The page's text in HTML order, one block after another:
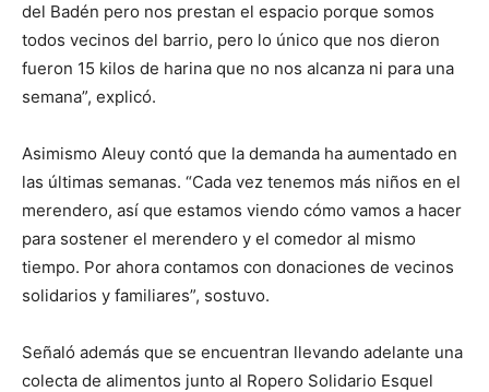
del Badén pero nos prestan el espacio porque somos
todos vecinos del barrio, pero lo único que nos dieron
fueron 15 kilos de harina que no nos alcanza ni para una
semana”, explicó.
Asimismo Aleuy contó que la demanda ha aumentado en
las últimas semanas. “Cada vez tenemos más niños en el
merendero, así que estamos viendo cómo vamos a hacer
para sostener el merendero y el comedor al mismo
tiempo. Por ahora contamos con donaciones de vecinos
solidarios y familiares”, sostuvo.
Señaló además que se encuentran llevando adelante una
colecta de alimentos junto al Ropero Solidario Esquel